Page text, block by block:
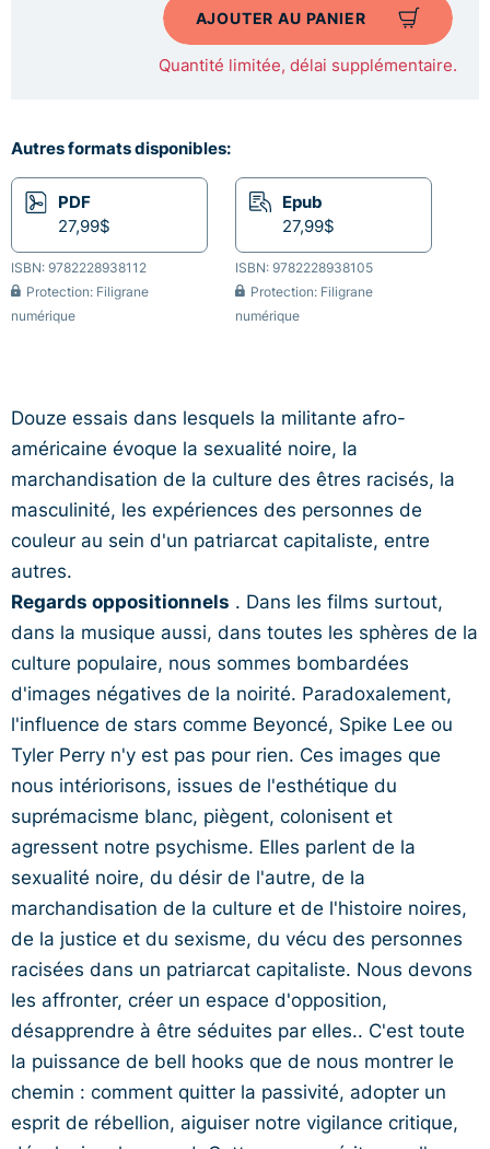
AJOUTER AU PANIER
Quantité limitée, délai supplémentaire.
Autres formats disponibles:
PDF
27,99$
ISBN: 9782228938112
Protection: Filigrane
numérique
Epub
27,99$
ISBN: 9782228938105
Protection: Filigrane
numérique
Douze essais dans lesquels la militante afro-
américaine évoque la sexualité noire, la
marchandisation de la culture des êtres racisés, la
masculinité, les expériences des personnes de
couleur au sein d'un patriarcat capitaliste, entre
autres.
Regards oppositionnels . Dans les films surtout,
dans la musique aussi, dans toutes les sphères de la
culture populaire, nous sommes bombardées
d'images négatives de la noirité. Paradoxalement,
l'influence de stars comme Beyoncé, Spike Lee ou
Tyler Perry n'y est pas pour rien. Ces images que
nous intériorisons, issues de l'esthétique du
suprémacisme blanc, piègent, colonisent et
agressent notre psychisme. Elles parlent de la
sexualité noire, du désir de l'autre, de la
marchandisation de la culture et de l'histoire noires,
de la justice et du sexisme, du vécu des personnes
racisées dans un patriarcat capitaliste. Nous devons
les affronter, créer un espace d'opposition,
désapprendre à être séduites par elles.. C'est toute
la puissance de bell hooks que de nous montrer le
chemin : comment quitter la passivité, adopter un
esprit de rébellion, aiguiser notre vigilance critique,